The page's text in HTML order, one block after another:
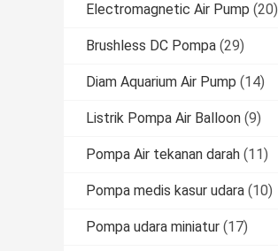
Electromagnetic Air Pump (20)
Brushless DC Pompa (29)
Diam Aquarium Air Pump (14)
Listrik Pompa Air Balloon (9)
Pompa Air tekanan darah (11)
Pompa medis kasur udara (10)
Pompa udara miniatur (17)